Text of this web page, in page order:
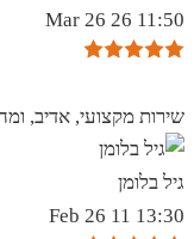
11:50 26 Mar 26
שירות מקצועי, אדיב,
גיל בלומן
13:30 11 Feb 26